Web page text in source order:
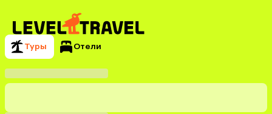
Туры Отели